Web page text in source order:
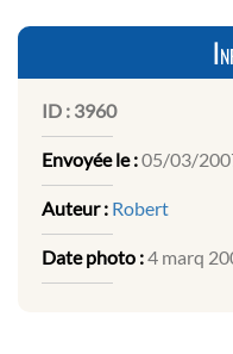
ID : 3960
Envoyée le :05/03/
Auteur : Robert
Date photo :4 marq